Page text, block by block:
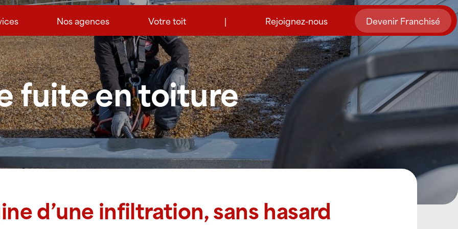
Nos agences Votre toit | Rejoignez-nous Devenir Franchisé
fuite en toiture
d’une infiltration, sans hasard